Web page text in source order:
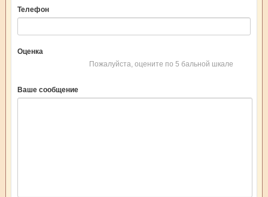
Телефон
Оценка
Пожалуйста, оцените по 5 бальной шкале
Ваше сообщение